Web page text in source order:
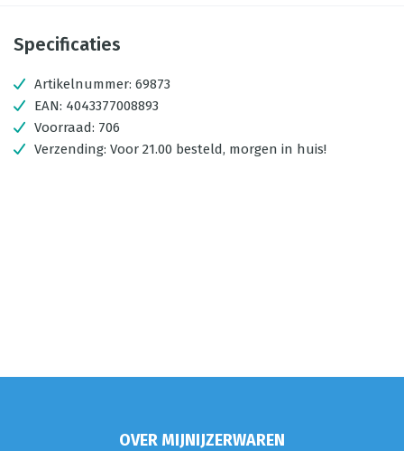
Specificaties
Artikelnummer: 69873
EAN: 4043377008893
Voorraad: 706
Verzending: Voor 21.00 besteld, morgen in huis!
OVER MIJNIJZERWAREN